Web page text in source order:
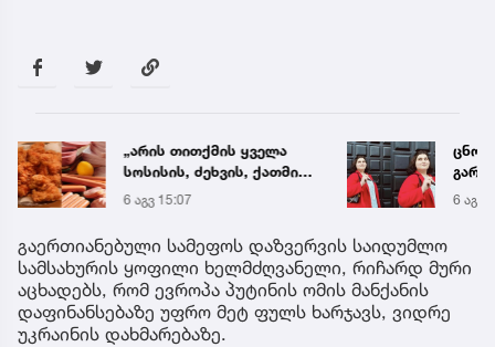
„არის თითქმის ყველა
სოსისის, ძეხვის, ქათმის
„ნაგეთსებსა“ და
ნახევარფაბრიკატებში“ -
სურსათის უვნებლობის
სპეციალისტის მიმართვა
6 აგვ 15:07 6 აგვ
გაერთიანებული სამეფოს დაზვერვის საიდუმლო
სამსახურის ყოფილი ხელმძღვანელი, რიჩარდ მური
აცხადებს, რომ ევროპა პუტინის ომის მანქანის
დაფინანსებაზე უფრო მეტ ფულს ხარჯავს, ვიდრე
უკრაინის დახმარებაზე.